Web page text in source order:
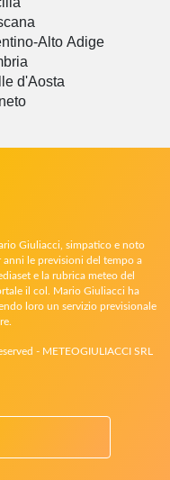
Alto Adige
d'Aosta
Giuliacci, simpatico e noto
le previsioni del tempo a
e la rubrica meteo del
il col. Mario Giuliacci ha
loro un servizio previsionale
- METEOGIULIACCI SRL